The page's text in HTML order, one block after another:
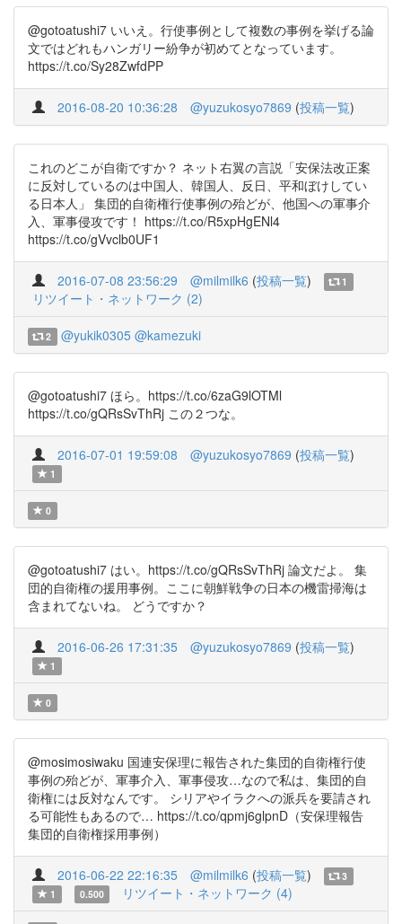
@gotoatushi7 いいえ。行使事例として複数の事例を挙げる論
文ではどれもハンガリー紛争が初めてとなっています。
https://t.co/Sy28ZwfdPP
2016-08-20 10:36:28 @yuzukosyo7869 (投稿一覧)
これのどこが自衛ですか？ ネット右翼の言説「安保法改正案
に反対しているのは中国人、韓国人、反日、平和ぼけしてい
る日本人」 集団的自衛権行使事例の殆どが、他国への軍事介
入、軍事侵攻です！ https://t.co/R5xpHgENl4
https://t.co/gVvclb0UF1
2016-07-08 23:56:29 @milmilk6 (投稿一覧) 1
リツイート・ネットワーク (2)
2 @yukik0305 @kamezuki
@gotoatushi7 ほら。https://t.co/6zaG9lOTMl
https://t.co/gQRsSvThRj この２つな。
2016-07-01 19:59:08 @yuzukosyo7869 (投稿一覧)
1
0
@gotoatushi7 はい。https://t.co/gQRsSvThRj 論文だよ。 集
団的自衛権の援用事例。ここに朝鮮戦争の日本の機雷掃海は
含まれてないね。 どうですか？
2016-06-26 17:31:35 @yuzukosyo7869 (投稿一覧)
1
0
@mosimosiwaku 国連安保理に報告された集団的自衛権行使
事例の殆どが、軍事介入、軍事侵攻…なので私は、集団的自
衛権には反対なんです。 シリアやイラクへの派兵を要請され
る可能性もあるので… https://t.co/qpmj6glpnD（安保理報告
集団的自衛権採用事例）
2016-06-22 22:16:35 @milmilk6 (投稿一覧)
3
1
0.500 リツイート・ネットワーク (4)